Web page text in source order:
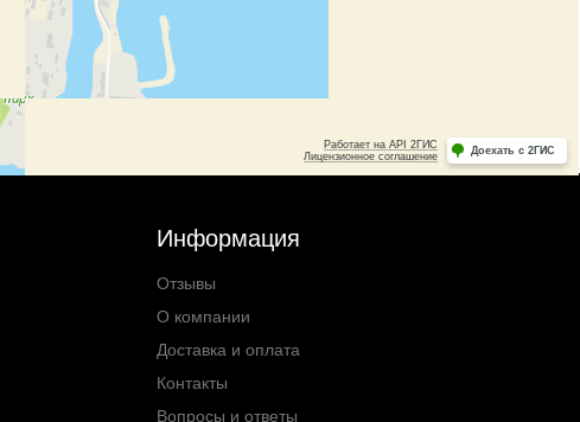
Информация
Отзывы
О компании
Доставка и оплата
Контакты
Вопросы и ответы